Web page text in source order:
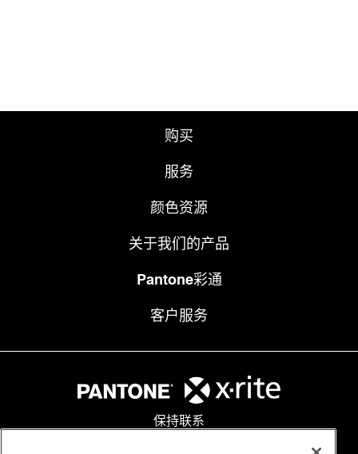
购买
服务
颜色资源
关于我们的产品
Pantone彩通
客户服务
保持联系